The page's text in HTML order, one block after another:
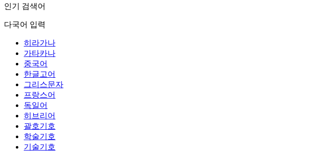
인기 검색어
다국어 입력
히라가나
가타카나
중국어
한글고어
그리스문자
프랑스어
독일어
히브리어
괄호기호
학술기호
기술기호